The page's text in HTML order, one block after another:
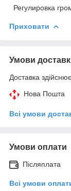
Регулировка
Приховати
Умови
Доставка
Нова Пошта
Всі умови
Умови оплати
Післяплата
Всі умови